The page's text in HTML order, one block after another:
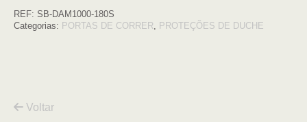
1000,
180cm
REF: SB-DAM1000-180S
Categorias: PORTAS DE CORRER, PROTEÇÕES DE DUCHE
Voltar